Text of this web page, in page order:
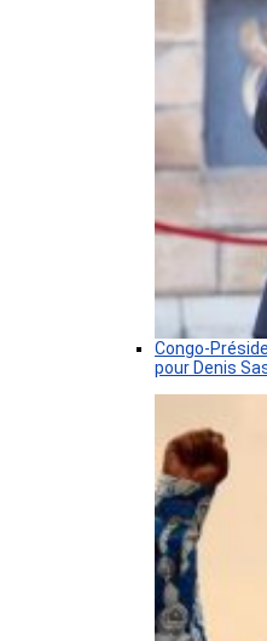
Congo-
pour Denis